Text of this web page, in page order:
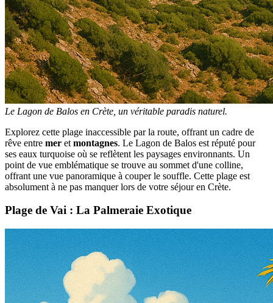
Le Lagon de Balos en Crète, un véritable paradis naturel.
Explorez cette plage inaccessible par la route, offrant un cadre de
rêve entre mer et montagnes. Le Lagon de Balos est réputé pour
ses eaux turquoise où se reflètent les paysages environnants. Un
point de vue emblématique se trouve au sommet d'une colline,
offrant une vue panoramique à couper le souffle. Cette plage est
absolument à ne pas manquer lors de votre séjour en Crète.
Plage de Vai : La Palmeraie Exotique